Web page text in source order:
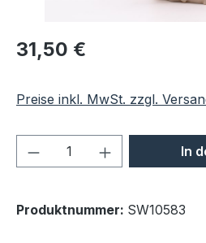
Regulärer Preis:
31,50 €
Preise inkl. MwSt. zzgl.
Produkt Anzahl: Gib
In
Produktnummer: SW10583